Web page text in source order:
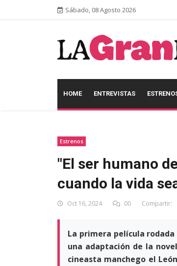
Sábado, 08 Agosto 2026
HOME ENTREVISTAS
Estrenos
"El ser humano
cuando la vida
Oct 16, 2024 00 Compartir:
La primera película
una adaptación de la
cineasta manchego el